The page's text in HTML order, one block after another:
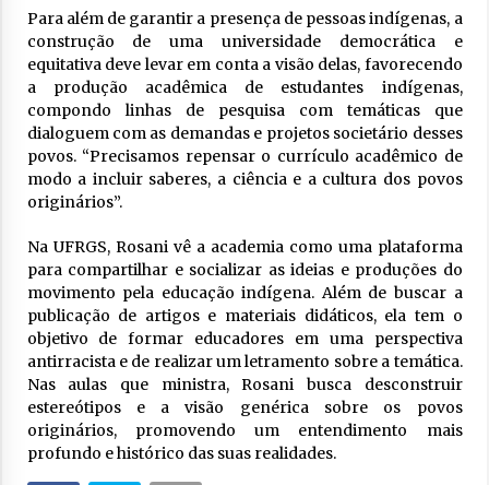
Para além de garantir a presença de pessoas indígenas, a
construção de uma universidade democrática e
equitativa deve levar em conta a visão delas, favorecendo
a produção acadêmica de estudantes indígenas,
compondo linhas de pesquisa com temáticas que
dialoguem com as demandas e projetos societário desses
povos. “Precisamos repensar o currículo acadêmico de
modo a incluir saberes, a ciência e a cultura dos povos
originários”.
Na UFRGS, Rosani vê a academia como uma plataforma
para compartilhar e socializar as ideias e produções do
movimento pela educação indígena. Além de buscar a
publicação de artigos e materiais didáticos, ela tem o
objetivo de formar educadores em uma perspectiva
antirracista e de realizar um letramento sobre a temática.
Nas aulas que ministra, Rosani busca desconstruir
estereótipos e a visão genérica sobre os povos
originários, promovendo um entendimento mais
profundo e histórico das suas realidades.